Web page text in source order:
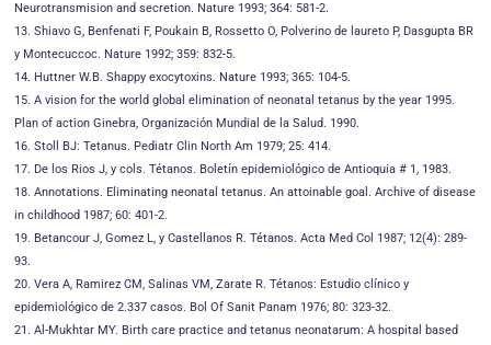
Neurotransmision and secretion. Nature 1993; 364: 581-2.
13. Shiavo G, Benfenati F, Poukain B, Rossetto O, Polverino de laureto P, Dasgupta BR
y Montecuccoc. Nature 1992; 359: 832-5.
14. Huttner W.B. Shappy exocytoxins. Nature 1993; 365: 104-5.
15. A vision for the world global elimination of neonatal tetanus by the year 1995.
Plan of action Ginebra, Organización Mundial de la Salud. 1990.
16. Stoll BJ: Tetanus. Pediatr Clin North Am 1979; 25: 414.
17. De los Rios J, y cols. Tétanos. Boletín epidemiológico de Antioquia # 1, 1983.
18. Annotations. Eliminating neonatal tetanus. An attoinable goal. Archive of disease
in childhood 1987; 60: 401-2.
19. Betancour J, Gomez L, y Castellanos R. Tétanos. Acta Med Col 1987; 12(4): 289-
93.
20. Vera A, Ramirez CM, Salinas VM, Zarate R. Tétanos: Estudio clínico y
epidemiológico de 2.337 casos. Bol Of Sanit Panam 1976; 80: 323-32.
21. Al-Mukhtar MY. Birth care practice and tetanus neonatarum: A hospital based